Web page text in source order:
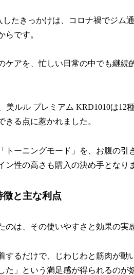
たきっかけは、コロナ禍でジム
らです。
アを、忙しい日常の中でも継続
美ルル プレミアム KRD1010は12
る点に惹かれました。
トーニングモード」を、お腹の引
性の高さも購入の決め手となり
と主な利点
は、その使いやすさと効果の実
するだけで、じわじわと筋肉が
」という満足感が得られるのが